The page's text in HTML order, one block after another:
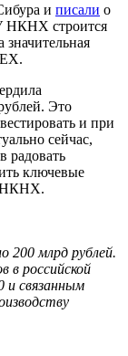
и писали о
НКНХ строится
Это
и при
сейчас,
радовать
ключевые
НКНХ.
200 млрд рублей.
в российской
и связанным